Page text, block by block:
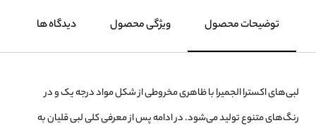
توضیحات محصول ویژگی محصول دیدگاه ها
لبی‌های اکسترا الجمیرا با ظاهری مخروطی از شکل مواد درجه یک و در
رنگ‌های متنوع تولید می‌شود. در ادامه پس از معرفی کلی لبی قلیان به